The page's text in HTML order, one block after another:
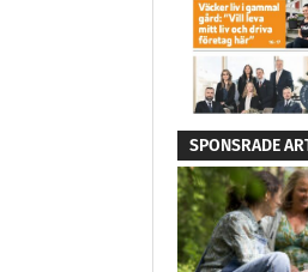
SPONSRADE